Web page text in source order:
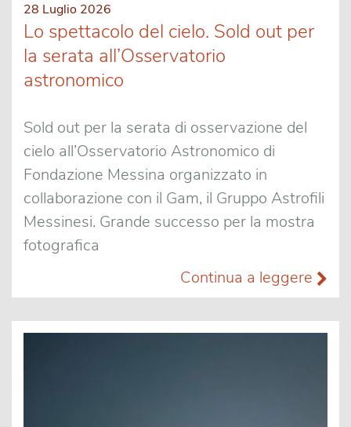
28 Luglio 2026
Lo spettacolo del cielo. Sold out per
la serata all’Osservatorio
astronomico
Sold out per la serata di osservazione del
cielo all’Osservatorio Astronomico di
Fondazione Messina organizzato in
collaborazione con il Gam, il Gruppo Astrofili
Messinesi. Grande successo per la mostra
fotografica
Continua a leggere